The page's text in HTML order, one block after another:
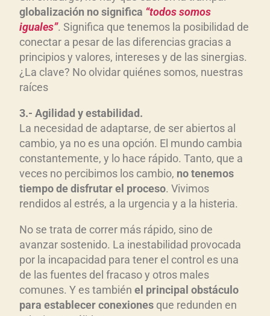
globalización no significa “todos somos
iguales”. Significa que tenemos la posibilidad de
conectar a pesar de las diferencias gracias a
principios y valores, intereses y de las sinergias.
¿La clave? No olvidar quiénes somos, nuestras
raíces
3.- Agilidad y estabilidad.
La necesidad de adaptarse, de ser abiertos al
cambio, ya no es una opción. El mundo cambia
constantemente, y lo hace rápido. Tanto, que a
veces no percibimos los cambio, no tenemos
tiempo de disfrutar el proceso. Vivimos
rendidos al estrés, a la urgencia y a la histeria.
No se trata de correr más rápido, sino de
avanzar sostenido. La inestabilidad provocada
por la incapacidad para tener el control es una
de las fuentes del fracaso y otros males
comunes. Y es también el principal obstáculo
para establecer conexiones que redunden en